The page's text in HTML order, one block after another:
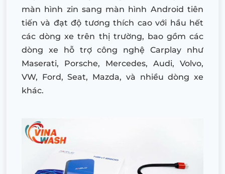
màn hình zin sang màn hình Android tiên
tiến và đạt độ tương thích cao với hầu hết
các dòng xe trên thị trường, bao gồm các
dòng xe hỗ trợ công nghệ Carplay như
Maserati, Porsche, Mercedes, Audi, Volvo,
VW, Ford, Seat, Mazda, và nhiều dòng xe
khác.